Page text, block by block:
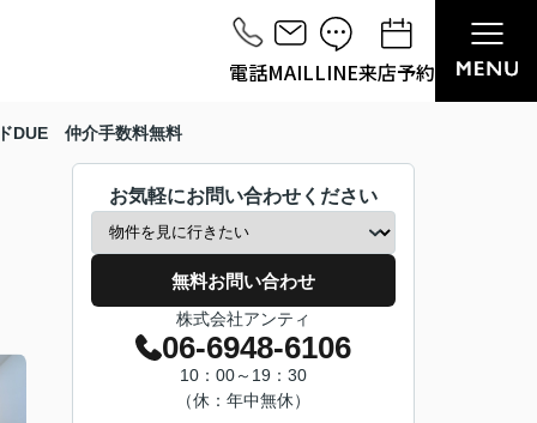
電話MAILLINE来店予約
DUE 仲介手数料無料
お気軽にお問い合わせください
無料お問い合わせ
株式会社アンティ
06-6948-6106
10：00～19：30
（休：年中無休）